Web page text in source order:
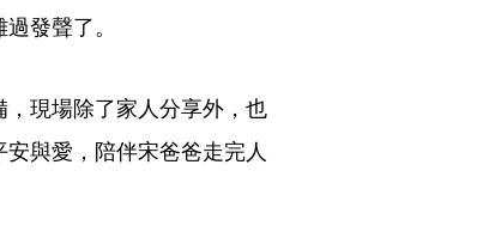
發聲了。
現場除了家人分享外，也
與愛，陪伴宋爸爸走完人